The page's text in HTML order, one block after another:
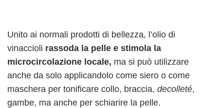
Unito ai normali prodotti di bellezza, l’olio di
vinaccioli rassoda la pelle e stimola la
microcircolazione locale, ma si può utilizzare
anche da solo applicandolo come siero o come
maschera per tonificare collo, braccia, decolleté,
gambe, ma anche per schiarire la pelle.